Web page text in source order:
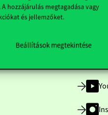
hozzájárulás megtagadása vagy
és jellemzőket.
Beállítások megtekintése